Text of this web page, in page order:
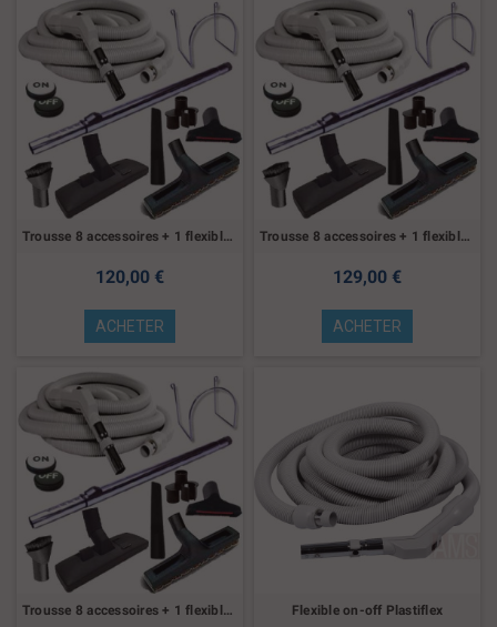
Trousse 8 accessoires + 1 flexible 7,60 m
120,00 €
ACHETER
Trousse 8 accessoires + 1 flexible 9,10 m
129,00 €
ACHETER
Trousse 8 accessoires + 1 flexible 10,40 m Flexible on-off Plastiflex